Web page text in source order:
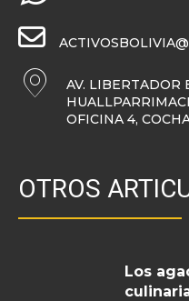
AV. LIBERTADOR
OFICINA 4,
OTROS
Los